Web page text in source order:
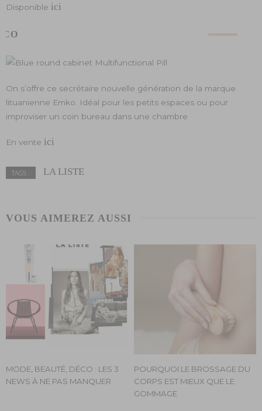
Disponible ici
On s’offre ce secrétaire nouvelle génération de la marque
lituanienne Emko. Idéal pour les petits espaces ou pour
improviser un coin bureau dans une chambre
En vente ici
TAGS : LA LISTE
VOUS AIMEREZ AUSSI
MODE, BEAUTÉ, DÉCO : LES 3
NEWS À NE PAS MANQUER
POURQUOI LE BROSSAGE DU
CORPS EST MIEUX QUE LE
GOMMAGE